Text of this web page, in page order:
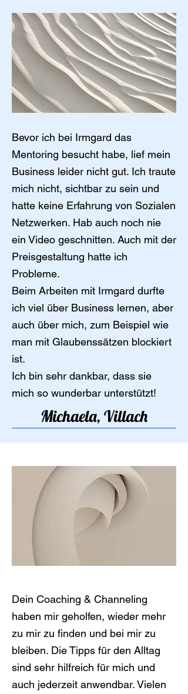
Bevor ich bei Irmgard das
Mentoring besucht habe, lief mein
Business leider nicht gut. Ich traute
mich nicht, sichtbar zu sein und
hatte keine Erfahrung von Sozialen
Netzwerken. Hab auch noch nie
ein Video geschnitten. Auch mit der
Preisgestaltung hatte ich
Probleme.
Beim Arbeiten mit Irmgard durfte
ich viel über Business lernen, aber
auch über mich, zum Beispiel wie
man mit Glaubenssätzen blockiert
ist.
Ich bin sehr dankbar, dass sie
mich so wunderbar unterstützt!
Michaela, Villach
Dein Coaching & Channeling
haben mir geholfen, wieder mehr
zu mir zu finden und bei mir zu
bleiben. Die Tipps für den Alltag
sind sehr hilfreich für mich und
auch jederzeit anwendbar. Vielen